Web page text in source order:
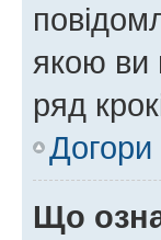
якою ви
ряд
Догори
Що